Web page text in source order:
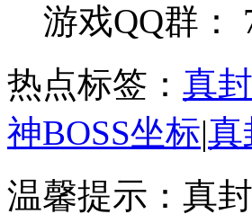
游戏QQ群：
热点标签： 真
神BOSS坐标|真
温馨提示：真